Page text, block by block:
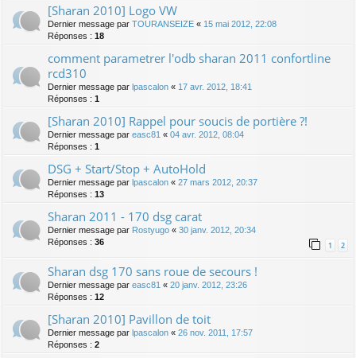
[Sharan 2010] Logo VW
Dernier message par TOURANSEIZE « 15 mai 2012, 22:08
Réponses : 18
comment parametrer l'odb sharan 2011 confortline
rcd310
Dernier message par lpascalon « 17 avr. 2012, 18:41
Réponses : 1
[Sharan 2010] Rappel pour soucis de portière ?!
Dernier message par easc81 « 04 avr. 2012, 08:04
Réponses : 1
DSG + Start/Stop + AutoHold
Dernier message par lpascalon « 27 mars 2012, 20:37
Réponses : 13
Sharan 2011 - 170 dsg carat
Dernier message par Rostyugo « 30 janv. 2012, 20:34
Réponses : 36 1 2
Sharan dsg 170 sans roue de secours !
Dernier message par easc81 « 20 janv. 2012, 23:26
Réponses : 12
[Sharan 2010] Pavillon de toit
Dernier message par lpascalon « 26 nov. 2011, 17:57
Réponses : 2